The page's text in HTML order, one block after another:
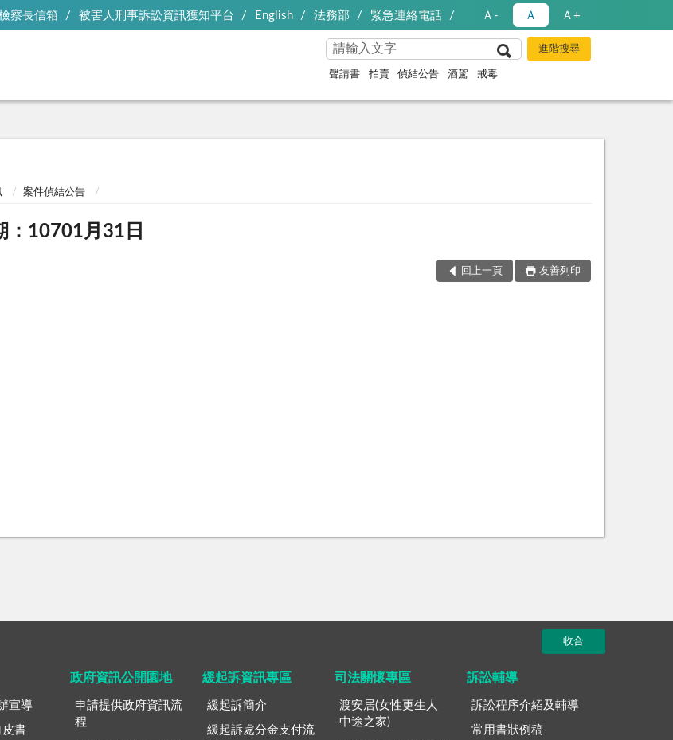
察長信箱 被害人刑事訴訟資訊獲知平台 English 法務部 緊急連絡電話 Ａ- Ａ Ａ+
聲請書 拍賣 偵結公告 酒駕 戒毒
案件偵結公告
：10701月31日
回上一頁 友善列印
收合
宣導
皮書
政府資訊公開園地
申請提供政府資訊流
程
緩起訴資訊專區
緩起訴簡介
緩起訴處分金支付流
司法關懷專區
渡安居(女性更生人
中途之家)
訴訟輔導
訴訟程序介紹及輔導
常用書狀例稿